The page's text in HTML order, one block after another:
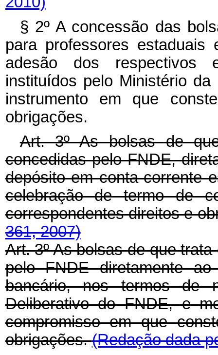
§ 2º A concessão das
para professores estaduais
adesão dos respectivos
instituídos pelo Ministério
instrumento em que
obrigações.
Art. 3º As bolsas de
concedidas pelo FNDE,
depósito em conta-corrente
celebração de termo de
correspondentes direitos e
361, 2007)
Art. 3º As bolsas de que
pelo FNDE diretamente
bancário, nos termos de
Deliberativo do FNDE, e
compromisso em que
obrigações.(Redação dada